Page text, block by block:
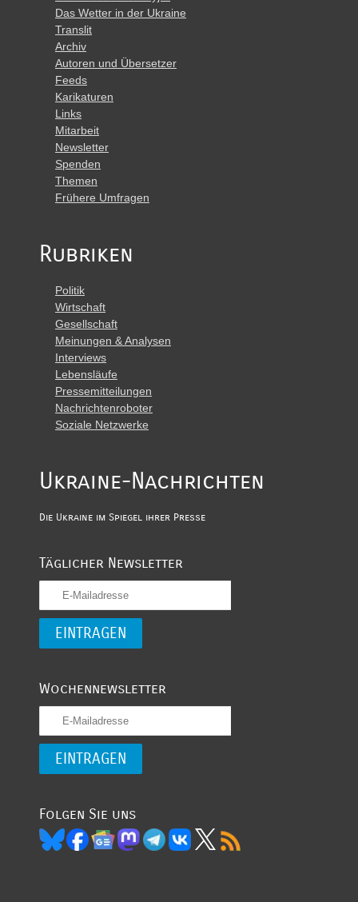
Das Wetter in der Ukraine
Translit
Archiv
Autoren und Übersetzer
Feeds
Karikaturen
Links
Mitarbeit
Newsletter
Spenden
Themen
Frühere Umfragen
Rubriken
Politik
Wirtschaft
Gesellschaft
Meinungen & Analysen
Interviews
Lebensläufe
Pressemitteilungen
Nachrichtenroboter
Soziale Netzwerke
Ukraine-Nachrichten
Die Ukraine im Spiegel ihrer Presse
Täglicher Newsletter
Wochennewsletter
Folgen Sie uns